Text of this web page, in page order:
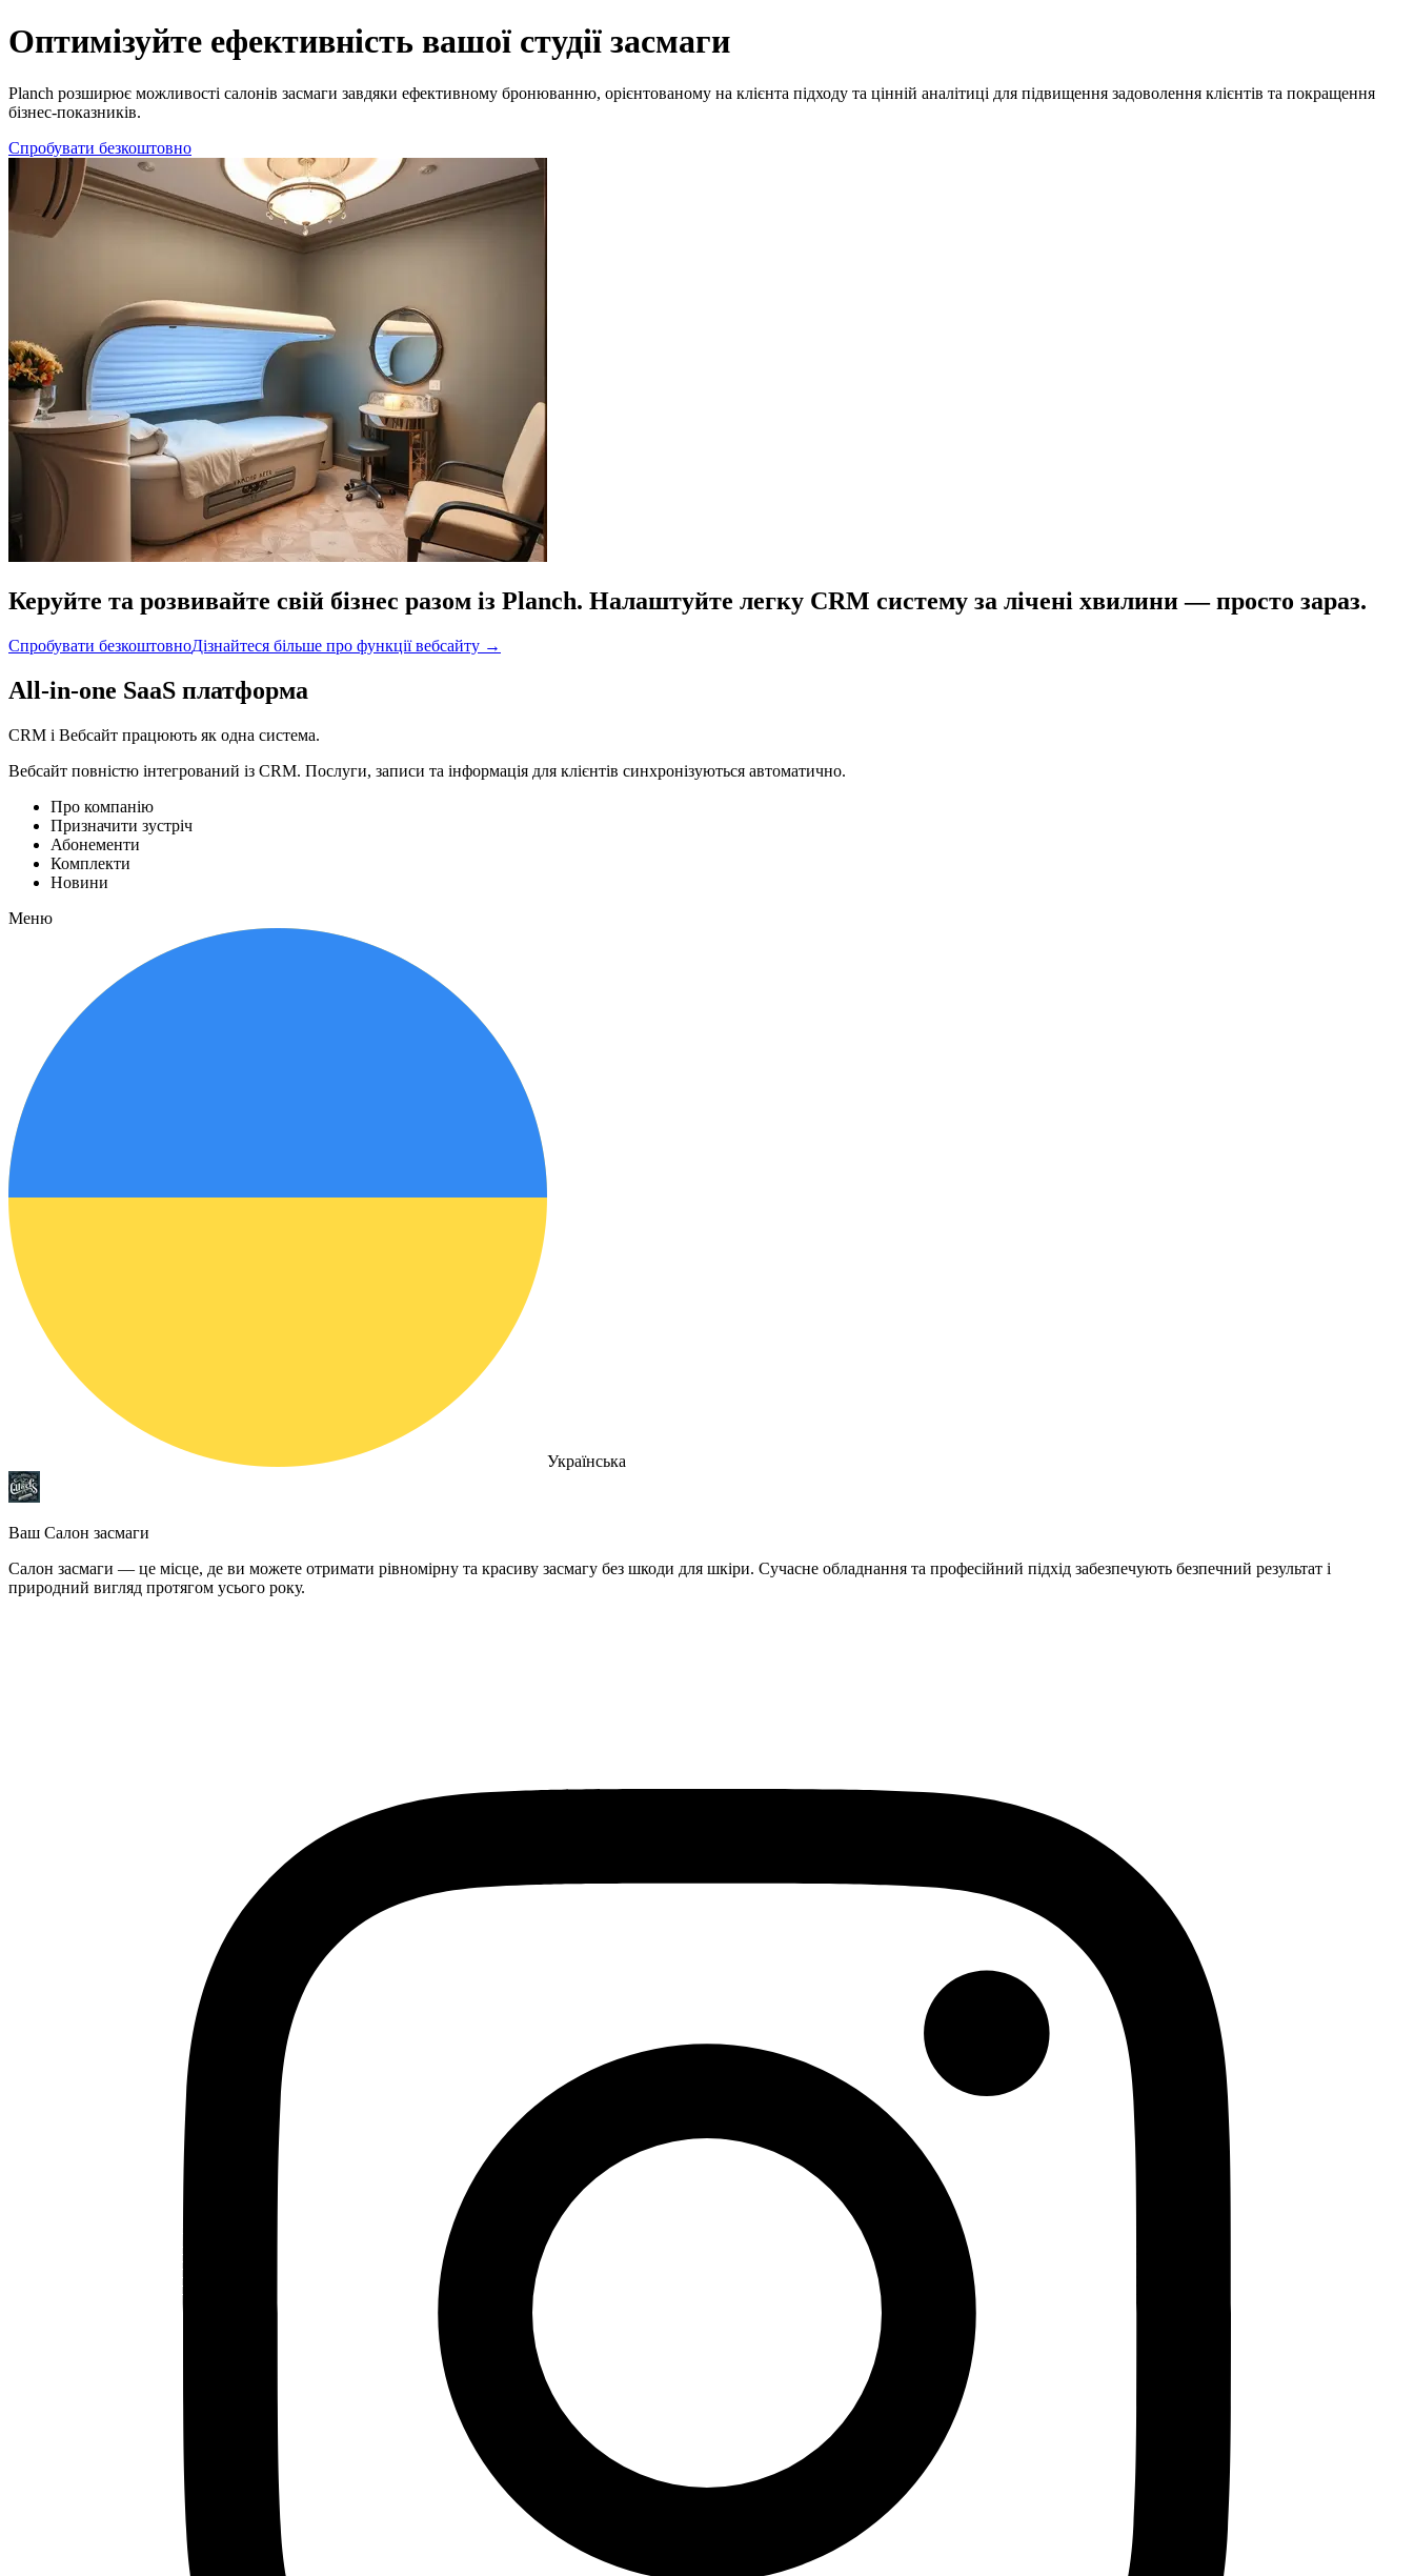
Програма для салону засмаги | Керуйте клієнтами та записами з Planch
Оптимізуйте ефективність вашої студії засмаги
Planch розширює можливості салонів засмаги завдяки ефективному бронюванню, орієнтованому на клієнта підходу та цінній аналітиці для підвищення задоволення клієнтів та покращення
бізнес-показників.
Спробувати безкоштовно
Керуйте та розвивайте свій бізнес разом із Planch. Налаштуйте легку CRM систему за лічені хвилини — просто зараз.
Спробувати безкоштовноДізнайтеся більше про функції вебсайту →
All-in-one SaaS платформа
CRM і Вебсайт працюють як одна система.
Вебсайт повністю інтегрований із CRM. Послуги, записи та інформація для клієнтів синхронізуються автоматично.
Про компанію
Призначити зустріч
Абонементи
Комплекти
Новини
Меню
Українська
Ваш Салон засмаги
Салон засмаги — це місце, де ви можете отримати рівномірну та красиву засмагу без шкоди для шкіри. Сучасне обладнання та професійний підхід забезпечують безпечний результат і
природний вигляд протягом усього року.